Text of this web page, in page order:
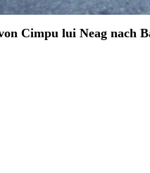
Cimpu lui Neag nach